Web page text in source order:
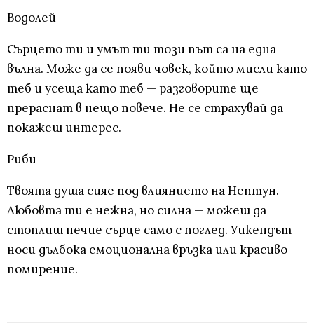
Водолей
Сърцето ти и умът ти този път са на една
вълна. Може да се появи човек, който мисли като
теб и усеща като теб — разговорите ще
прераснат в нещо повече. Не се страхувай да
покажеш интерес.
Риби
Твоята душа сияе под влиянието на Нептун.
Любовта ти е нежна, но силна — можеш да
стоплиш нечие сърце само с поглед. Уикендът
носи дълбока емоционална връзка или красиво
помирение.